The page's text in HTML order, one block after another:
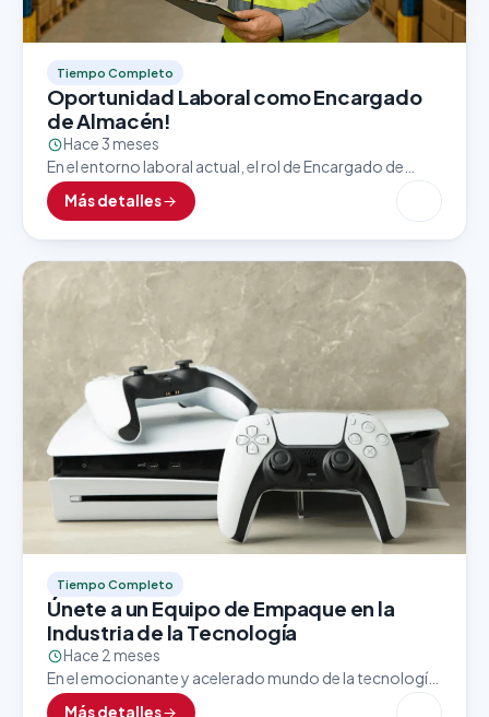
Tiempo Completo
Oportunidad Laboral como Encargado
de Almacén!
Hace 3 meses
En el entorno laboral actual, el rol de Encargado de
Almacén es clave para asegurar un flujo eficiente y
constante de mercancías, insumos y…
Más detalles
Tiempo Completo
Únete a un Equipo de Empaque en la
Industria de la Tecnología
Hace 2 meses
En el emocionante y acelerado mundo de la tecnología,
el último paso antes de que un producto llegue a manos
Más detalles